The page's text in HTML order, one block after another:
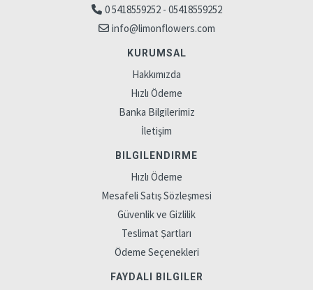
0 5418559252 - 05418559252
info@limonflowers.com
KURUMSAL
Hakkımızda
Hızlı Ödeme
Banka Bilgilerimiz
İletişim
BILGILENDIRME
Hızlı Ödeme
Mesafeli Satış Sözleşmesi
Güvenlik ve Gizlilik
Teslimat Şartları
Ödeme Seçenekleri
FAYDALI BILGILER